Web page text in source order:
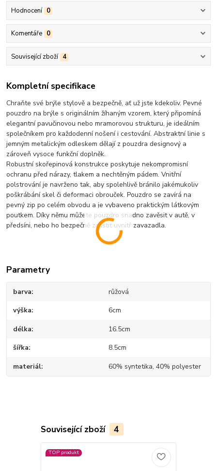
Hodnocení 0
Komentáře 0
Související zboží 4
Kompletní specifikace
Chraňte své brýle stylově a bezpečně, ať už jste kdekoliv. Pevné
pouzdro na brýle s originálním žíhaným vzorem, který připomíná
elegantní pavučinovou nebo mramorovou strukturu, je ideálním
společníkem pro každodenní nošení i cestování. Abstraktní linie s
jemným metalickým odleskem dělají z pouzdra designový a
zároveň vysoce funkční doplněk.
Robustní skořepinová konstrukce poskytuje nekompromisní
ochranu před nárazy, tlakem a nechtěným pádem. Vnitřní
polstrování je navrženo tak, aby spolehlivě bránilo jakémukoliv
poškrábání skel či deformaci obrouček. Pouzdro se zavírá na
pevný zip po celém obvodu a je vybaveno praktickým látkovým
poutkem. Díky němu můžete pouzdro snadno zavěsit v autě, v
předsíni, nebo ho bezpečně zajistit uvnitř zavazadla.
Parametry
barva růžová
výška 6cm
délka 16.5cm
šířka 8.5cm
materiál 60% syntetika, 40% polyester
Související zboží 4
TOP produkt